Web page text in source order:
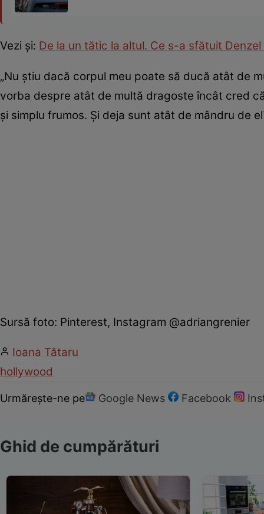
Vezi și: De la un tătic la altul. Ce s-a sfătuit
„Nu știu dacă corpul meu poate să ducă atât de
vorba despre atât de multă dragoste încât cred
și simplu frumos. Și deja sunt atât de mândru de
Sursă foto: Pinterest, Instagram @adriangrenier
Ioana Tătaru
hollywood
Urmărește-ne pe Google News Facebook
Ghid de cumpărături